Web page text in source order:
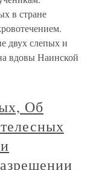
в стране
двух слепых и
вдовы Наинской
Об